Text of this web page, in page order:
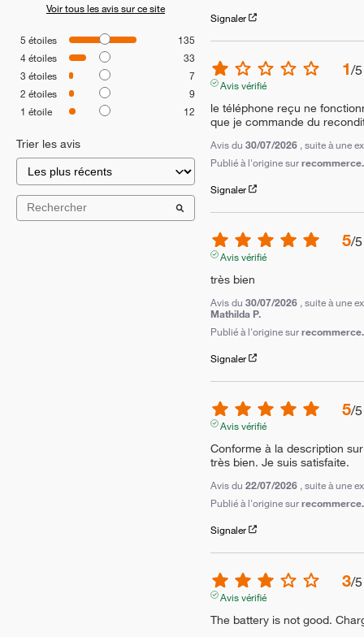
Voir tous les avis sur ce site
5 étoiles
135
4étoiles
33
3 étoiles
7
2 étoiles
9
1 étoile 12
Trier les avis
Signaler
1/5
Avis vérifié
le téléphone reçu ne
que je commande du
Avis du 30/07/2026 , suite à une
Publié à l'origine sur
Signaler
5/5
Avis vérifié
très bien
Avis du 30/07/2026 , suite à une
Mathilda P.
Publié à l'origine sur
Signaler
5/5
Avis vérifié
Conforme à la description
très bien. Je suis satisfaite.
Avis du 22/07/2026 , suite à une
Publié à l'origine sur
Signaler
3/5
Avis vérifié
The battery is not good.